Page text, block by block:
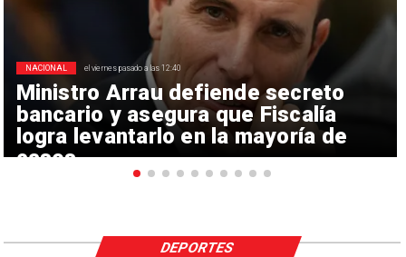
Ministro Arrau defiende secreto
bancario y asegura que Fiscalía
logra levantarlo en la mayoría de
casos
NACIONAL el viernes pasado a las 12:40
DEPORTES